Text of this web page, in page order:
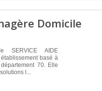
Domicile
SERVICE AIDE
basé à
70. Elle
l...